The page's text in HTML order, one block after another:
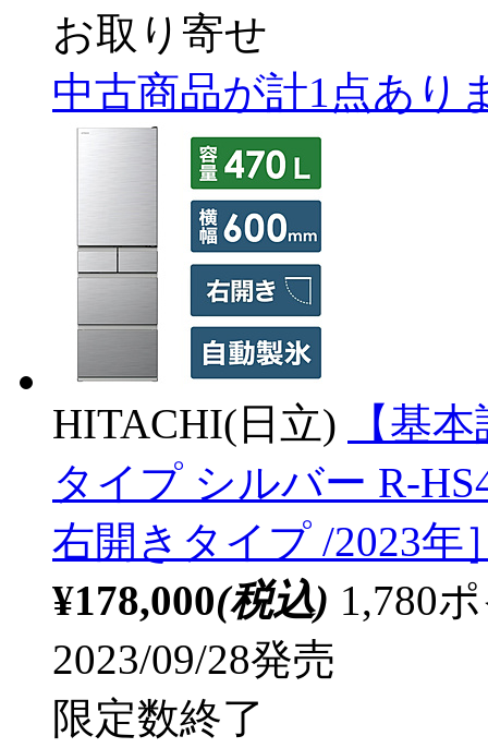
お取り寄せ
中古商品が計1点あり
HITACHI(日立)
【基
タイプ シルバー R-
右開きタイプ /2023年
¥178,000(税込) 1,780
2023/09/28発売
限定数終了